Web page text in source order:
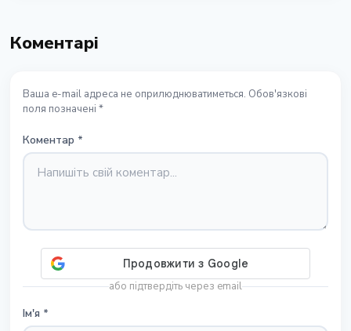
Коментарі
Ваша e-mail адреса не оприлюднюватиметься. Обов'язкові
поля позначені *
Коментар *
або підтвердіть через email
Ім'я *